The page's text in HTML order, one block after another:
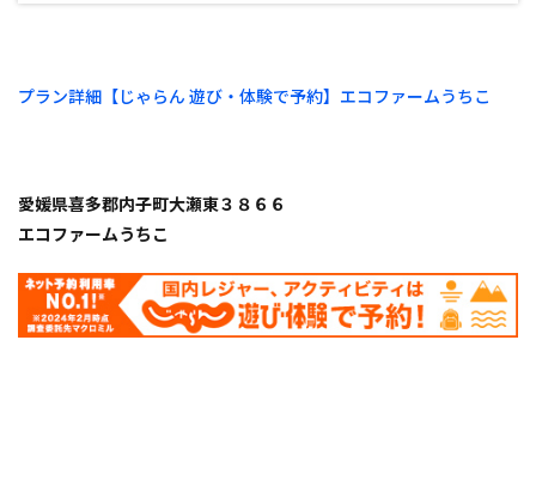
プラン詳細【じゃらん 遊び・体験で予約】エコファームうちこ
愛媛県喜多郡内子町大瀬東３８６６
エコファームうちこ